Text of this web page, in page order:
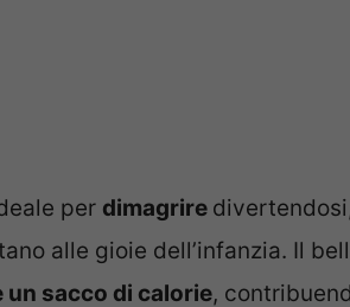
per dimagrire
alle gioie dell’infanzia. Il
un sacco di calorie,